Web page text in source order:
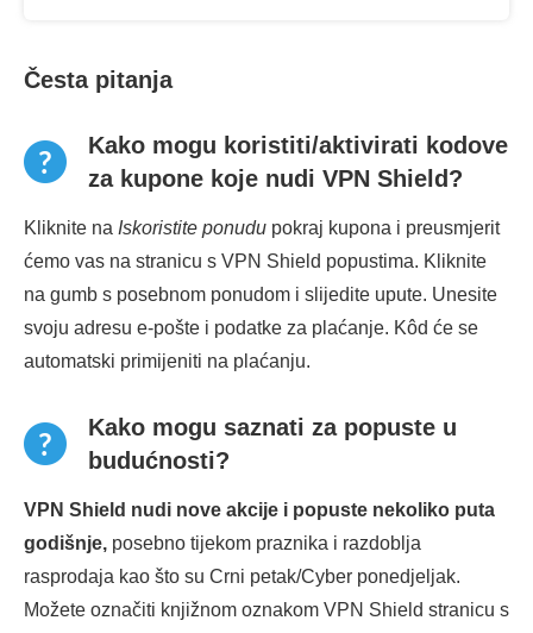
Česta pitanja
Kako mogu koristiti/aktivirati kodove
za kupone koje nudi VPN Shield?
Kliknite na Iskoristite ponudu pokraj kupona i preusmjerit
ćemo vas na stranicu s VPN Shield popustima. Kliknite
na gumb s posebnom ponudom i slijedite upute. Unesite
svoju adresu e-pošte i podatke za plaćanje. Kôd će se
automatski primijeniti na plaćanju.
Kako mogu saznati za popuste u
budućnosti?
VPN Shield nudi nove akcije i popuste nekoliko puta
godišnje, posebno tijekom praznika i razdoblja
rasprodaja kao što su Crni petak/Cyber ponedjeljak.
Možete označiti knjižnom oznakom VPN Shield stranicu s